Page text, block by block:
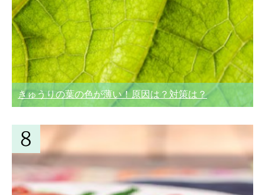
きゅうりの葉の色が薄い！原因は？対策は？